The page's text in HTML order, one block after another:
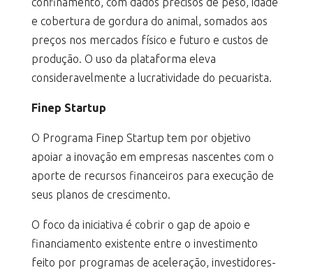
e cobertura de gordura do animal, somados aos
preços nos mercados físico e futuro e custos de
produção. O uso da plataforma eleva
consideravelmente a lucratividade do pecuarista.
Finep Startup
O Programa Finep Startup tem por objetivo
apoiar a inovação em empresas nascentes com o
aporte de recursos financeiros para execução de
seus planos de crescimento.
O foco da iniciativa é cobrir o gap de apoio e
financiamento existente entre o investimento
feito por programas de aceleração, investidores-